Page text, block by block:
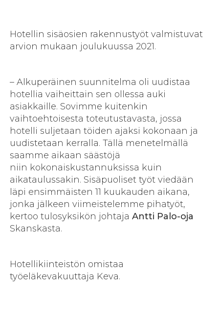
Hotellin sisäosien rakennustyöt valmistuvat
arvion mukaan joulukuussa 2021.
– Alkuperäinen suunnitelma oli uudistaa
hotellia vaiheittain sen ollessa auki
asiakkaille. Sovimme kuitenkin
vaihtoehtoisesta toteutustavasta, jossa
hotelli suljetaan töiden ajaksi kokonaan ja
uudistetaan kerralla. Tällä menetelmällä
saamme aikaan säästöjä
niin kokonaiskustannuksissa kuin
aikataulussakin. Sisäpuoliset työt viedään
läpi ensimmäisten 11 kuukauden aikana,
jonka jälkeen viimeistelemme pihatyöt,
kertoo tulosyksikön johtaja Antti Palo-oja
Skanskasta.
Hotellikiinteistön omistaa
työeläkevakuuttaja Keva.